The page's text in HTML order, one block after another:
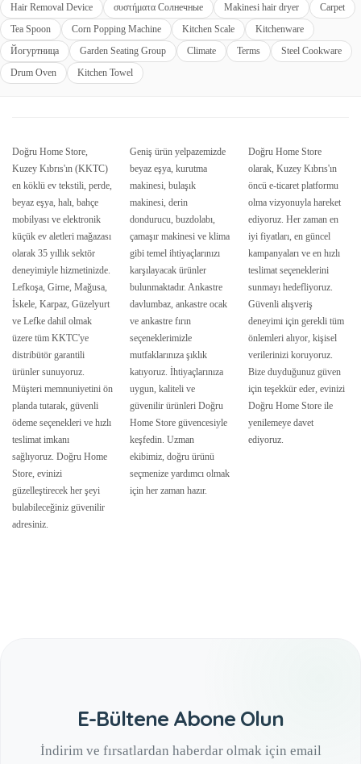
Hair Removal Device
συστήματα Солнечные Makinesi hair dryer
Carpet
Tea Spoon
Corn Popping Machine Kitchen Scale
Kitchenware
Йогуртница
Garden Seating Group Climate Terms
Steel Cookware
Drum Oven
Kitchen Towel
Doğru Home Store,
Kuzey Kıbrıs'ın (KKTC)
en köklü ev tekstili, perde,
beyaz eşya, halı, bahçe
mobilyası ve elektronik
küçük ev aletleri mağazası
olarak 35 yıllık sektör
deneyimiyle hizmetinizde.
Lefkoşa, Girne, Mağusa,
İskele, Karpaz, Güzelyurt
ve Lefke dahil olmak
üzere tüm KKTC'ye
distribütör garantili
ürünler sunuyoruz.
Müşteri memnuniyetini ön
planda tutarak, güvenli
ödeme seçenekleri ve hızlı
teslimat imkanı
sağlıyoruz. Doğru Home
Store, evinizi
güzelleştirecek her şeyi
bulabileceğiniz güvenilir
adresiniz.
Geniş ürün yelpazemizde
beyaz eşya, kurutma
makinesi, bulaşık
makinesi, derin
dondurucu, buzdolabı,
çamaşır makinesi ve klima
gibi temel ihtiyaçlarınızı
karşılayacak ürünler
bulunmaktadır. Ankastre
davlumbaz, ankastre ocak
ve ankastre fırın
seçeneklerimizle
mutfaklarınıza şıklık
katıyoruz. İhtiyaçlarınıza
uygun, kaliteli ve
güvenilir ürünleri Doğru
Home Store güvencesiyle
keşfedin. Uzman
ekibimiz, doğru ürünü
seçmenize yardımcı olmak
için her zaman hazır.
Doğru Home Store
olarak, Kuzey Kıbrıs'ın
öncü e-ticaret platformu
olma vizyonuyla hareket
ediyoruz. Her zaman en
iyi fiyatları, en güncel
kampanyaları ve en hızlı
teslimat seçeneklerini
sunmayı hedefliyoruz.
Güvenli alışveriş
deneyimi için gerekli tüm
önlemleri alıyor, kişisel
verilerinizi koruyoruz.
Bize duyduğunuz güven
için teşekkür eder, evinizi
Doğru Home Store ile
yenilemeye davet
ediyoruz.
E-Bültene Abone Olun
İndirim ve fırsatlardan haberdar olmak için email